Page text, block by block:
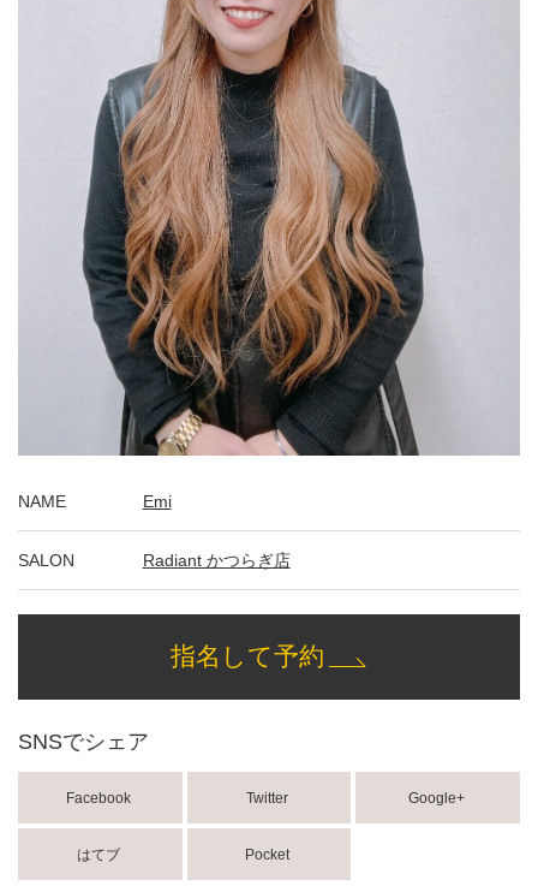
NAME Emi
SALON Radiant かつらぎ店
指名して予約
SNSでシェア
Facebook Twitter Google+
はてブ Pocket